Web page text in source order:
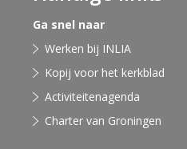
Ga snel naar
Werken bij INLIA
Kopij voor het kerkblad
Activiteitenagenda
Charter van Groningen